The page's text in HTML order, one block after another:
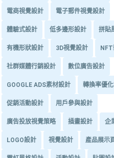
電商視覺設計 電子郵件視覺設計
體驗式設計 低多邊形設計 拼貼
有機形狀設計 3D視覺設計
社群媒體行銷設計 數位廣告設計
GOOGLE ADS素材設計 轉換率優
促銷活動設計 用戶參與設計
廣告投放視覺策略 插畫設計 企
LOGO設計 視覺設計 產品展示